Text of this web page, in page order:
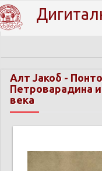
Алт Јакоб -
Петроварадина
века